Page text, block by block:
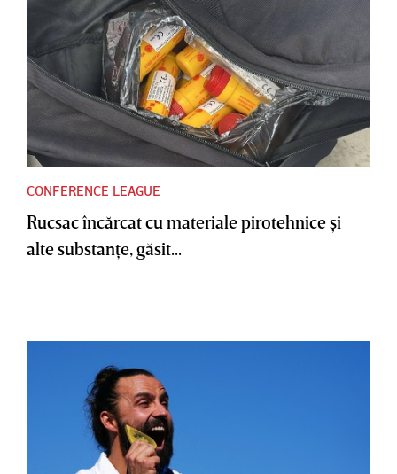
CONFERENCE LEAGUE
Rucsac încărcat cu materiale pirotehnice şi
alte substanţe, găsit...